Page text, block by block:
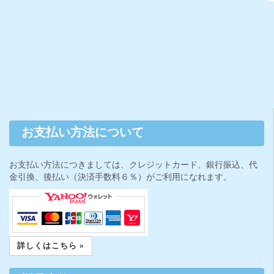
お支払い方法について
お支払い方法につきましては、クレジットカード、銀行振込、代
金引換、後払い（決済手数料６％）がご利用になれます。
詳しくはこちら »